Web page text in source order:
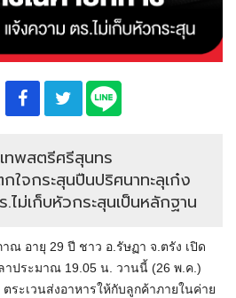
ทพสตรีศรีสุนทร
ใจกระสุนปืนปริศนาทะลุเก๋ง
ม่เก็บหัวกระสุนเป็นหลักฐาน
ณ อายุ 29 ปี ชาว อ.รัษฏา จ.ตรัง เปิด
าประมาณ 19.05 น. วานนี้ (26 พ.ค.)
ะเวนส่งอาหารให้กับลูกค้าภายในค่าย